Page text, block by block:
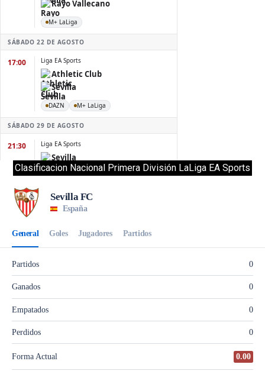
Clasificacion Nacional Primera División LaLiga EA Sports